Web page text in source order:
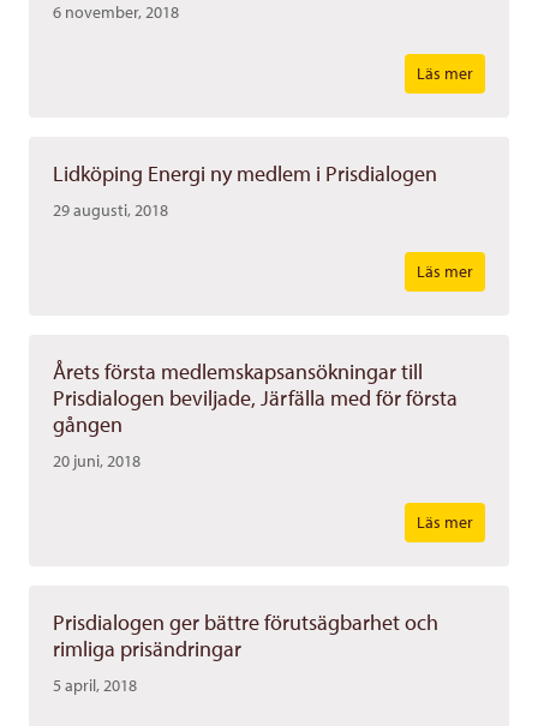
6 november, 2018
Läs mer
Lidköping Energi ny medlem i Prisdialogen
29 augusti, 2018
Läs mer
Årets första medlemskapsansökningar till
Prisdialogen beviljade, Järfälla med för första
gången
20 juni, 2018
Läs mer
Prisdialogen ger bättre förutsägbarhet och
rimliga prisändringar
5 april, 2018